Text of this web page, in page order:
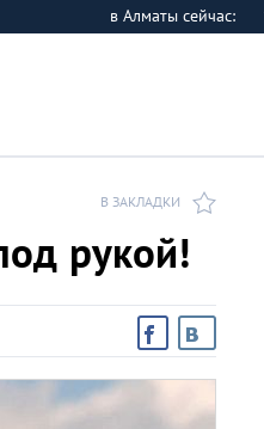
в Алматы сейчас:
В ЗАКЛАДКИ
рукой!